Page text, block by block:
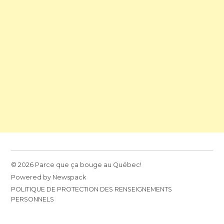
© 2026 Parce que ça bouge au Québec!
Powered by Newspack
POLITIQUE DE PROTECTION DES RENSEIGNEMENTS
PERSONNELS